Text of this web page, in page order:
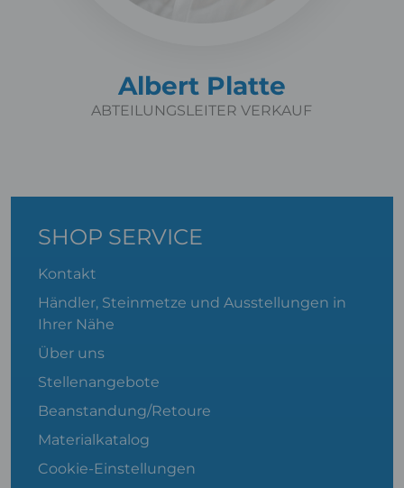
Albert Platte
ABTEILUNGSLEITER VERKAUF
SHOP SERVICE
Kontakt
Händler, Steinmetze und Ausstellungen in
Ihrer Nähe
Über uns
Stellenangebote
Beanstandung/Retoure
Materialkatalog
Cookie-Einstellungen